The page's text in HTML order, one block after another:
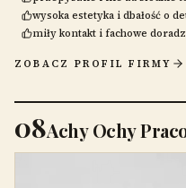
wysoka estetyka i dbałość o
miły kontakt i fachowe
ZOBACZ PROFIL FIRMY
08Achy Ochy